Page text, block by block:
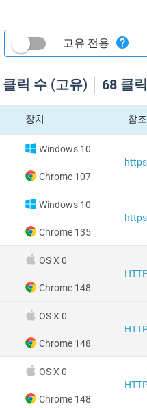
클릭 수 (고유) 68 클
고유 전용
장치 참
Windows 10
Chrome 107
Windows 10
Chrome 135
OS X 0
Chrome 148
OS X 0
Chrome 148
OS X 0
Chrome 148